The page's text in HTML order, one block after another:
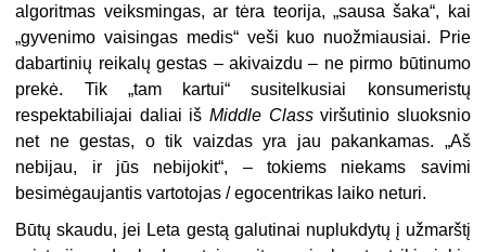
algoritmas veiksmingas, ar tėra teorija, „sausa šaka“, kai
„gyvenimo vaisingas medis“ veši kuo nuožmiausiai. Prie
dabartinių reikalų gestas – akivaizdu – ne pirmo būtinumo
prekė. Tik „tam kartui“ susitelkusiai konsumeristų
respektabiliajai daliai iš Middle Classviršutinio sluoksnio
net ne gestas, o tik vaizdas yra jau pakankamas. „Aš
nebijau, ir jūs nebijokit“, – tokiems niekams savimi
besimėgaujantis vartotojas / egocentrikas laiko neturi.
Būtų skaudu, jei Leta gestą galutinai nuplukdytų į užmarštį